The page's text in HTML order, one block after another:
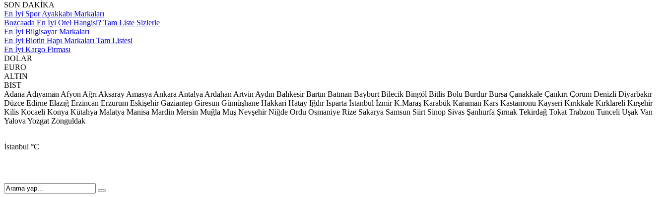
SON DAKİKA
En İyi Spor Ayakkabı Markaları
Bozcaada En İyi Otel Hangisi? Tam Liste Sizlerle
En İyi Bilgisayar Markaları
En İyi Biotin Hapı Markaları Tam Listesi
En İyi Kargo Firması
DOLAR
EURO
ALTIN
BIST
Adana Adıyaman Afyon Ağrı Aksaray Amasya Ankara Antalya Ardahan Artvin Aydın Balıkesir Bartın Batman Bayburt Bilecik Bingöl Bitlis Bolu Burdur Bursa Çanakkale Çankırı Çorum Denizli Diyarbakır
Düzce Edirne Elazığ Erzincan Erzurum Eskişehir Gaziantep Giresun Gümüşhane Hakkari Hatay Iğdır Isparta İstanbul İzmir K.Maraş Karabük Karaman Kars Kastamonu Kayseri Kırıkkale Kırklareli Kırşehir
Kilis Kocaeli Konya Kütahya Malatya Manisa Mardin Mersin Muğla Muş Nevşehir Niğde Ordu Osmaniye Rize Sakarya Samsun Siirt Sinop Sivas Şanlıurfa Şırnak Tekirdağ Tokat Trabzon Tunceli Uşak Van
Yalova Yozgat Zonguldak
İstanbul °C